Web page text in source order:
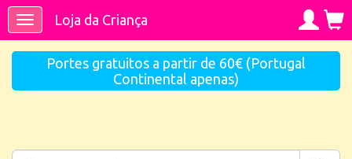
ToggleLoja da Criança
Portes gratuitos a partir de 60€ (Portugal
Continental apenas)